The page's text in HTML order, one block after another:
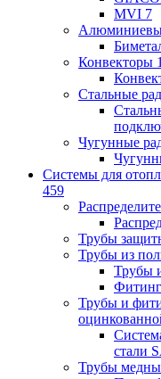
MVI 7
Конвекторы
Стальные
Чугунные
Системы для
459
Трубы
Трубы из
Трубы
Трубы и
стали
Трубы